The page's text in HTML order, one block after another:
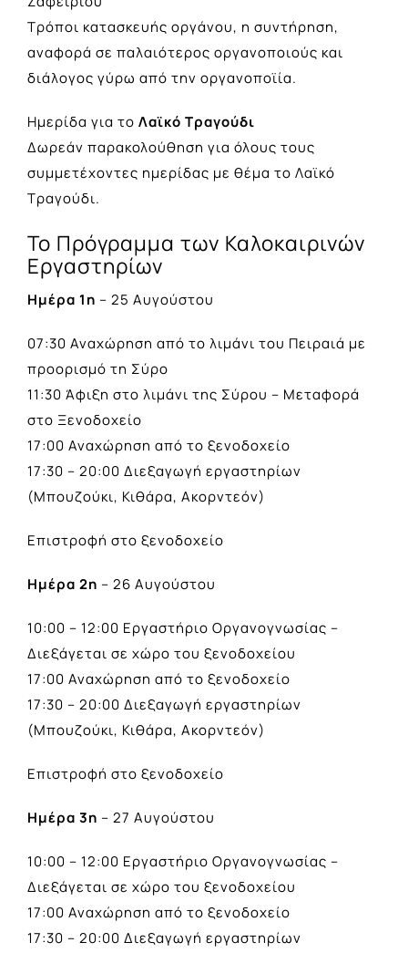
Τρόποι κατασκευής οργάνου, η συντήρηση,
αναφορά σε παλαιότερος οργανοποιούς και
διάλογος γύρω από την οργανοποϊία.
Ημερίδα για το Λαϊκό Τραγούδι
Δωρεάν παρακολούθηση για όλους τους
συμμετέχοντες ημερίδας με θέμα το Λαϊκό
Τραγούδι.
Το Πρόγραμμα των Καλοκαιρινών
Εργαστηρίων
Ημέρα 1η – 25 Αυγούστου
07:30 Αναχώρηση από το λιμάνι του Πειραιά με
προορισμό τη Σύρο
11:30 Άφιξη στο λιμάνι της Σύρου – Μεταφορά
στο Ξενοδοχείο
17:00 Αναχώρηση από το ξενοδοχείο
17:30 – 20:00 Διεξαγωγή εργαστηρίων
(Μπουζούκι, Κιθάρα, Ακορντεόν)
Επιστροφή στο ξενοδοχείο
Ημέρα 2η – 26 Αυγούστου
10:00 – 12:00 Εργαστήριο Οργανογνωσίας –
Διεξάγεται σε χώρο του ξενοδοχείου
17:00 Αναχώρηση από το ξενοδοχείο
17:30 – 20:00 Διεξαγωγή εργαστηρίων
(Μπουζούκι, Κιθάρα, Ακορντεόν)
Επιστροφή στο ξενοδοχείο
Ημέρα 3η – 27 Αυγούστου
10:00 – 12:00 Εργαστήριο Οργανογνωσίας –
Διεξάγεται σε χώρο του ξενοδοχείου
17:00 Αναχώρηση από το ξενοδοχείο
17:30 – 20:00 Διεξαγωγή εργαστηρίων